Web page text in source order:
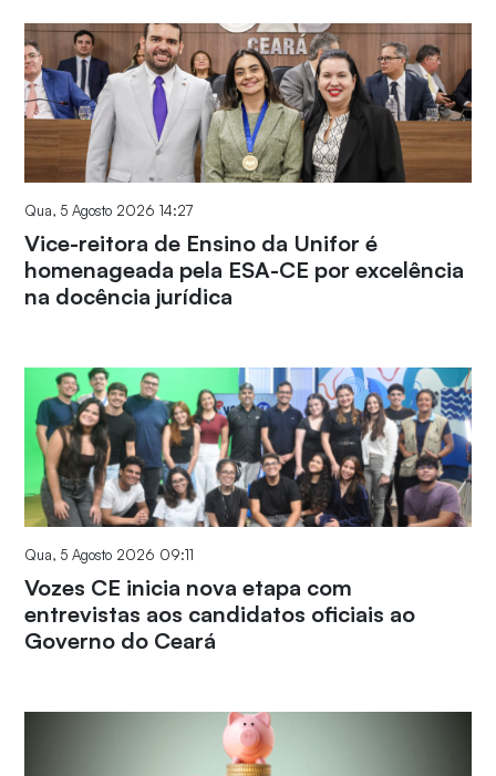
Qua, 5 Agosto 2026 14:27
Vice-reitora de Ensino da Unifor é
homenageada pela ESA-CE por excelência
na docência jurídica
Qua, 5 Agosto 2026 09:11
Vozes CE inicia nova etapa com
entrevistas aos candidatos oficiais ao
Governo do Ceará